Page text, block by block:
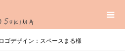
ゴデザイン：スペースまる様